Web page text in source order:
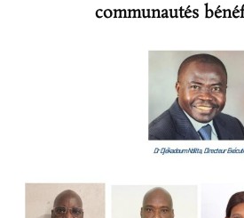
communautés